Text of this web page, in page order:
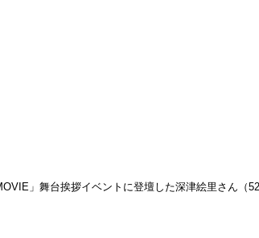
」舞台挨拶イベントに登壇した深津絵里さん（